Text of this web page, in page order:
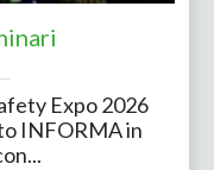
Expo 2026
INFORMA in